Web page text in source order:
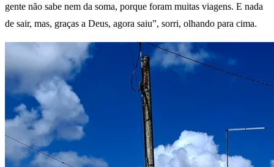
gente não sabe nem da soma, porque foram muitas viagens. E nada
de sair, mas, graças a Deus, agora saiu”, sorri, olhando para cima.